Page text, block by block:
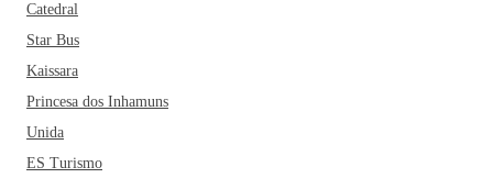
Catedral
Star Bus
Kaissara
Princesa dos Inhamuns
Unida
ES Turismo